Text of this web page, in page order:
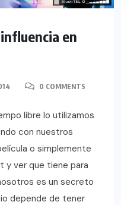
en
0 COMMENTS
libre lo utilizamos
con nuestros
o simplemente
y ver que tiene para
es un secreto
depende de tener